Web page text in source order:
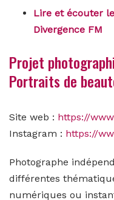
Lire et écouter
Divergence FM
Projet
Portraits de
Site web : https://
Instagram : https://
Photographe
différentes
numériques ou